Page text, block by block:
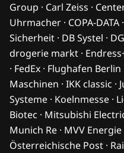
Group · Carl Zeiss ·
Uhrmacher · COPA-DATA
Sicherheit · DB Systel ·
drogerie markt ·
· FedEx · Flughafen
Maschinen · IKK classic ·
Systeme · Koelnmesse ·
Biotec · Mitsubishi
Munich Re · MVV Energie
Österreichische Post ·